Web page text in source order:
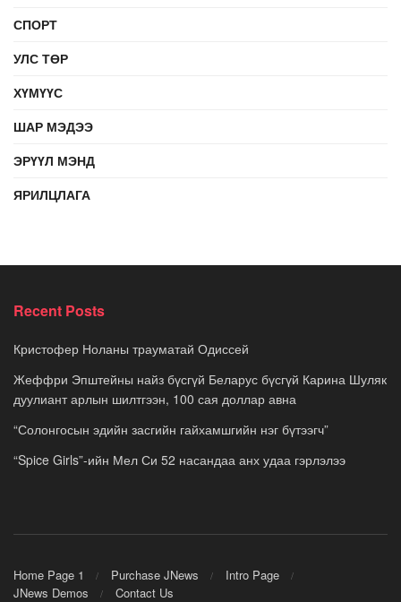
СПОРТ
УЛС ТӨР
ХҮМҮҮС
ШАР МЭДЭЭ
ЭРҮҮЛ МЭНД
ЯРИЛЦЛАГА
Recent Posts
Кристофер Ноланы трауматай Одиссей
Жеффри Эпштейны найз бүсгүй Беларус бүсгүй Карина Шуляк
дуулиант арлын шилтгээн, 100 сая доллар авна
“Солонгосын эдийн засгийн гайхамшгийн нэг бүтээгч”
“Spice Girls”-ийн Мел Си 52 насандаа анх удаа гэрлэлээ
Home Page 1 Purchase JNews
Intro Page
JNews Demos
Contact Us